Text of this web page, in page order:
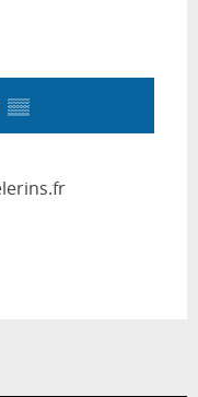
▒▒